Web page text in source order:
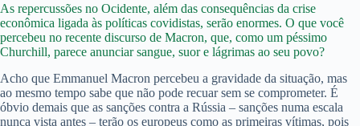
As repercussões no Ocidente, além das consequências da crise
econômica ligada às políticas covidistas, serão enormes. O que você
percebeu no recente discurso de Macron, que, como um péssimo
Churchill, parece anunciar sangue, suor e lágrimas ao seu povo?
Acho que Emmanuel Macron percebeu a gravidade da situação, mas
ao mesmo tempo sabe que não pode recuar sem se comprometer. É
óbvio demais que as sanções contra a Rússia – sanções numa escala
nunca vista antes – terão os europeus como as primeiras vítimas, pois